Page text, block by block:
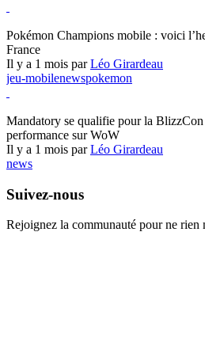
Pokémon Champions mobile : voici
France
Il y a 1 mois parLéo Girardeau
jeu-mobilenewspokemon
Mandatory se qualifie pour la BlizzCon
performance sur WoW
Il y a 1 mois parLéo Girardeau
news
Suivez-nous
Rejoignez la communauté pour ne rien